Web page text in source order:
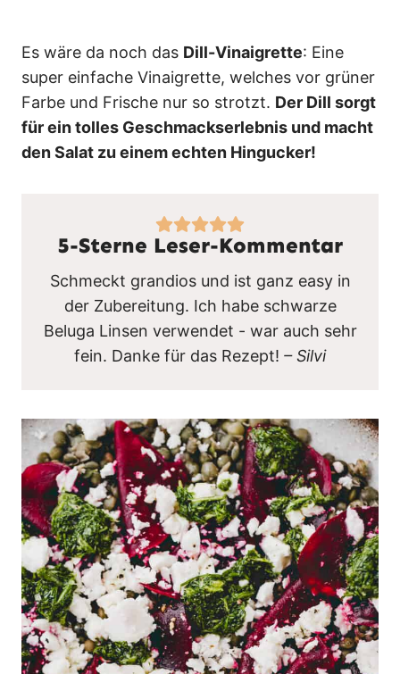
Es wäre da noch das Dill-Vinaigrette: Eine
super einfache Vinaigrette, welches vor grüner
Farbe und Frische nur so strotzt. Der Dill sorgt
für ein tolles Geschmackserlebnis und macht
den Salat zu einem echten Hingucker!
5-Sterne Leser-Kommentar
Schmeckt grandios und ist ganz easy in
der Zubereitung. Ich habe schwarze
Beluga Linsen verwendet - war auch sehr
fein. Danke für das Rezept! – Silvi